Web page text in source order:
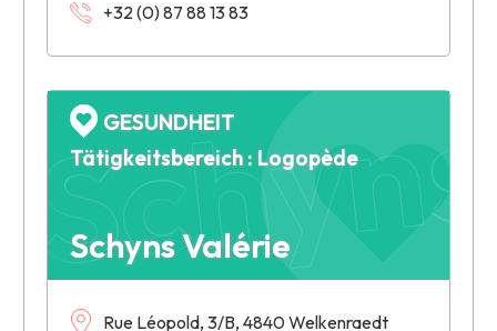
+32 (0) 87 88 13 83
Schyns Valérie
GESUNDHEIT
Tätigkeitsbereich : Logopède
Rue Léopold, 3/B, 4840 Welkenraedt